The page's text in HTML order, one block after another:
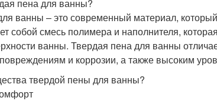
пена для ванны?
ванны – это современный материал,
собой смесь полимера и наполнителя,
ванны. Твердая пена для ванны
и коррозии, а также высоким
твердой пены для ванны?